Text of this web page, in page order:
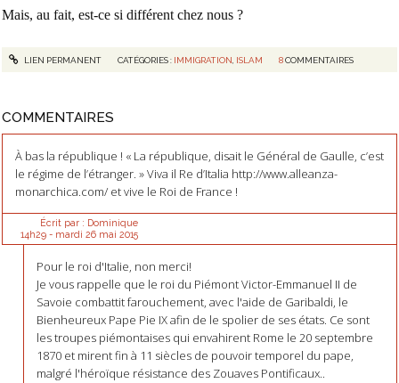
Mais, au fait, est-ce si différent chez nous ?
LIEN PERMANENT CATÉGORIES : IMMIGRATION ISLAM 8COMMENTAIRES
COMMENTAIRES
À bas la république ! « La république, disait le Général de Gaulle, c’est
le régime de l’étranger. » Viva il Re d’Italia http://www.alleanza-
monarchica.com/ et vive le Roi de France !
Écrit par : Dominique
14h29- mardi 26 mai 2015
Pour le roi d'Italie, non merci!
Je vous rappelle que le roi du Piémont Victor-Emmanuel II de
Savoie combattit farouchement, avec l'aide de Garibaldi, le
Bienheureux Pape Pie IX afin de le spolier de ses états. Ce sont
les troupes piémontaises qui envahirent Rome le 20 septembre
1870 et mirent fin à 11 siècles de pouvoir temporel du pape,
malgré l'héroïque résistance des Zouaves Pontificaux..